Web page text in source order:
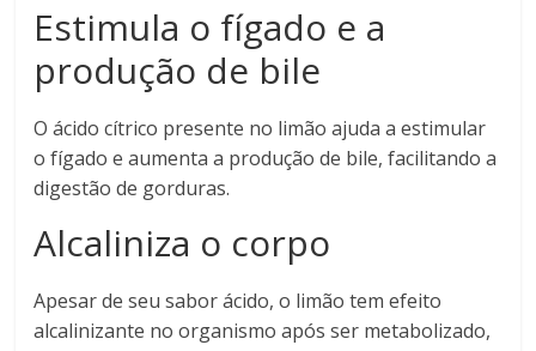
Estimula o fígado e a
produção de bile
O ácido cítrico presente no limão ajuda a estimular
o fígado e aumenta a produção de bile, facilitando a
digestão de gorduras.
Alcaliniza o corpo
Apesar de seu sabor ácido, o limão tem efeito
alcalinizante no organismo após ser metabolizado,